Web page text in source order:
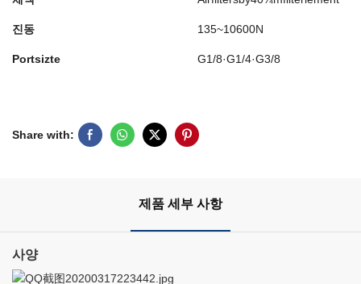
진동 135~10600N
Portsizte G1/8·G1/4·G3/8
Share with:
제품 세부 사항
사양